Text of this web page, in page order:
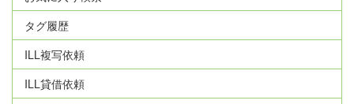
タグ履歴
ILL複写依頼
ILL貸借依頼